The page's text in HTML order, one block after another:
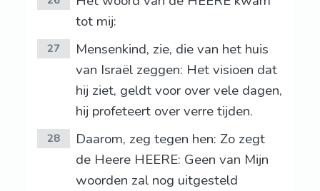
tot mij:
27
Mensenkind, zie, die van het huis
van Israël zeggen: Het visioen dat
hij ziet, geldt voor over vele dagen,
hij profeteert over verre tijden.
28
Daarom, zeg tegen hen: Zo zegt
de Heere HEERE: Geen van Mijn
woorden zal nog uitgesteld